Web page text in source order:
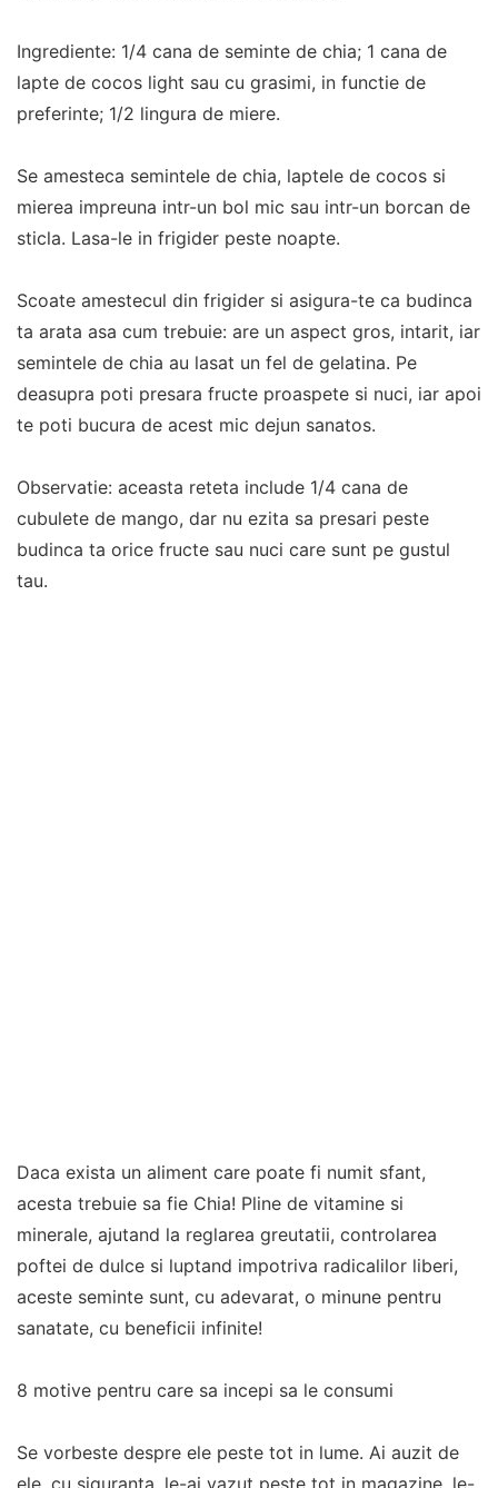
Ingrediente: 1/4 cana de seminte de chia; 1 cana de
lapte de cocos light sau cu grasimi, in functie de
preferinte; 1/2 lingura de miere.
Se amesteca semintele de chia, laptele de cocos si
mierea impreuna intr-un bol mic sau intr-un borcan de
sticla. Lasa-le in frigider peste noapte.
Scoate amestecul din frigider si asigura-te ca budinca
ta arata asa cum trebuie: are un aspect gros, intarit, iar
semintele de chia au lasat un fel de gelatina. Pe
deasupra poti presara fructe proaspete si nuci, iar apoi
te poti bucura de acest mic dejun sanatos.
Observatie: aceasta reteta include 1/4 cana de
cubulete de mango, dar nu ezita sa presari peste
budinca ta orice fructe sau nuci care sunt pe gustul
tau.
Daca exista un aliment care poate fi numit sfant,
acesta trebuie sa fie Chia! Pline de vitamine si
minerale, ajutand la reglarea greutatii, controlarea
poftei de dulce si luptand impotriva radicalilor liberi,
aceste seminte sunt, cu adevarat, o minune pentru
sanatate, cu beneficii infinite!
8 motive pentru care sa incepi sa le consumi
Se vorbeste despre ele peste tot in lume. Ai auzit de
ele, cu siguranta, le-ai vazut peste tot in magazine, le-